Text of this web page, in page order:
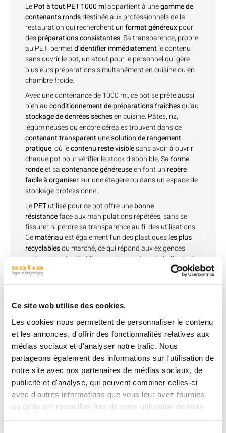
Ce site web utilise des cookies.
Les cookies nous permettent de personnaliser le contenu
et les annonces, d'offrir des fonctionnalités relatives aux
médias sociaux et d'analyser notre trafic. Nous
partageons également des informations sur l'utilisation de
notre site avec nos partenaires de médias sociaux, de
publicité et d'analyse, qui peuvent combiner celles-ci
avec d'autres informations que vous leur avez fournies
ou qu'ils ont recueillies lors de votre utilisation de leurs
LePot à tout PET 1000 mlappartient à unegamme de
contenants rondsdestinée aux professionnels de la
restauration qui recherchent unformat généreuxpour
despréparations consistantes. Sa transparence, propre
au PET, permetd'identifier immédiatement le contenu
sans ouvrir le pot, un atout pour le personnel qui gère
plusieurs préparations simultanément en cuisine ou en
chambre froide.
Avec une contenance de 1000 ml, ce pot se prête aussi
bien auconditionnement de préparations fraîchesqu'au
stockage de denrées sèchesen cuisine. Pâtes, riz,
légumineuses ou encore céréales trouvent dans ce
contenant transparent unesolution de rangement
pratique, où lecontenu reste visiblesans avoir à ouvrir
chaque pot pour vérifier le stock disponible. Saforme
rondeet sacontenance généreuseen font un repère
facile à organisersur une étagère ou dans un espace de
stockage professionnel.
LePETutilisé pour ce pot offre unebonne
résistanceface aux manipulations répétées, sans se
fissurer ni perdre sa transparence au fil des utilisations.
Cematériauest également l'un des plastiquesles plus
recyclablesdu marché, ce qui répond aux exigences
croissantes des établissements soucieux de la fin de vie
de leurs emballages.
Vendu sans couvercle, ce pot laisse le choix au
usage, disponible séparément dans la même gamme.
selon les besoins réels : certains établissements utilisent
le pot sans couvercle pour un service immédiat en
cuisine, d'autres l'associent systématiquement à sa
fermeture pour un transport ou une conservation
prolongée avant consommation.
Ce format 1000 ml s'inscrit dans une gamme de pots à
tout usage déclinée en plusieurs contenances, du 250 ml
au 360 ml pour les portions individuelles, jusqu'à ce